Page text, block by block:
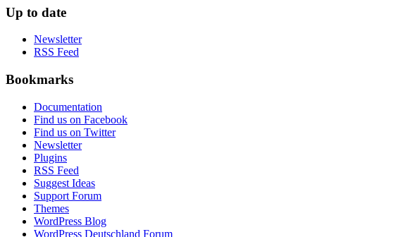
Up to date
Newsletter
RSS Feed
Bookmarks
Documentation
Find us on Facebook
Find us on Twitter
Newsletter
Plugins
RSS Feed
Suggest Ideas
Support Forum
Themes
WordPress Blog
WordPress Deutschland Forum